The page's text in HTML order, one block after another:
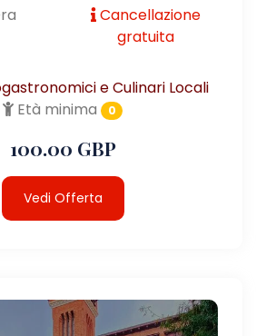
Cancellazione
gratuita
e Culinari Locali
Età minima
0
100.00 GBP
Vedi Offerta